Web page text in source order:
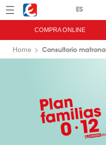
Menú Eroski
COMPRA ONLINE
Home Consultorio matrona